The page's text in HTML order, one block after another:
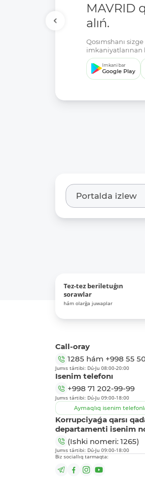
MAVRID
alıń.
Qosımshanı
imkaniyatlarınan
Imkani bar
Google Play
Tez-tez beriletuǵın
sorawlar
hám olarǵa juwaplar
Call-oray
1285 hám +998 55
Jumıs tártibi: Dú-Ju 08:00-20:00
Isenim telefonı
+998 71 202-99-99
Jumıs tártibi: Dú-Ju 09:00-18:00
Aymaqlıq isenim
Korrupciyaǵa qarsı
departamenti isenim
(Ishki nomeri: 1265)
Jumıs tártibi: Dú-Ju 09:00-18:00
Biz sociallıq tarmaqta: